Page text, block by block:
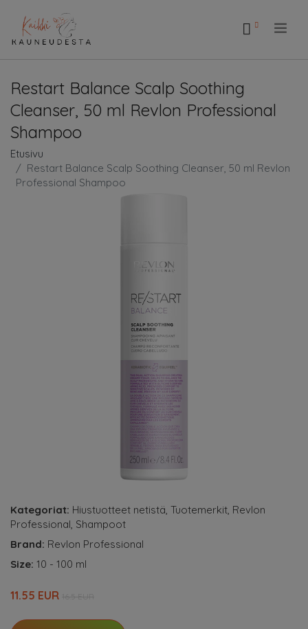
Restart Balance Scalp Soothing
Cleanser, 50 ml Revlon Professional
Shampoo
Etusivu
Restart Balance Scalp Soothing Cleanser, 50 ml Revlon
Professional Shampoo
Kategoriat: Hiustuotteet netistä, Tuotemerkit, Revlon
Professional, Shampoot
Brand: Revlon Professional
Size: 10 - 100 ml
11.55 EUR